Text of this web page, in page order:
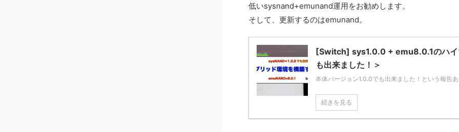
低いsysnand+emunand運用をお勧めします。
そして、更新するのはemunand。
[Switch] sys1.0.0 + emu8.0.1のハイ
も出来ました！＞
本体バージョン1.0.0でも出来ました！という報告
続きを見る